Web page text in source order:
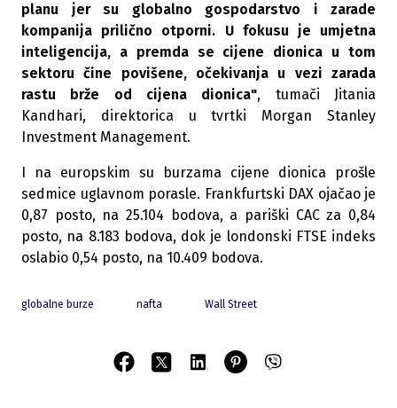
planu jer su globalno gospodarstvo i zarade
kompanija prilično otporni. U fokusu je umjetna
inteligencija, a premda se cijene dionica u tom
sektoru čine povišene, očekivanja u vezi zarada
rastu brže od cijena dionica", tumači Jitania
Kandhari, direktorica u tvrtki Morgan Stanley
Investment Management.
I na europskim su burzama cijene dionica prošle
sedmice uglavnom porasle. Frankfurtski DAX ojačao je
0,87 posto, na 25.104 bodova, a pariški CAC za 0,84
posto, na 8.183 bodova, dok je londonski FTSE indeks
oslabio 0,54 posto, na 10.409 bodova.
globalne burze nafta Wall Street